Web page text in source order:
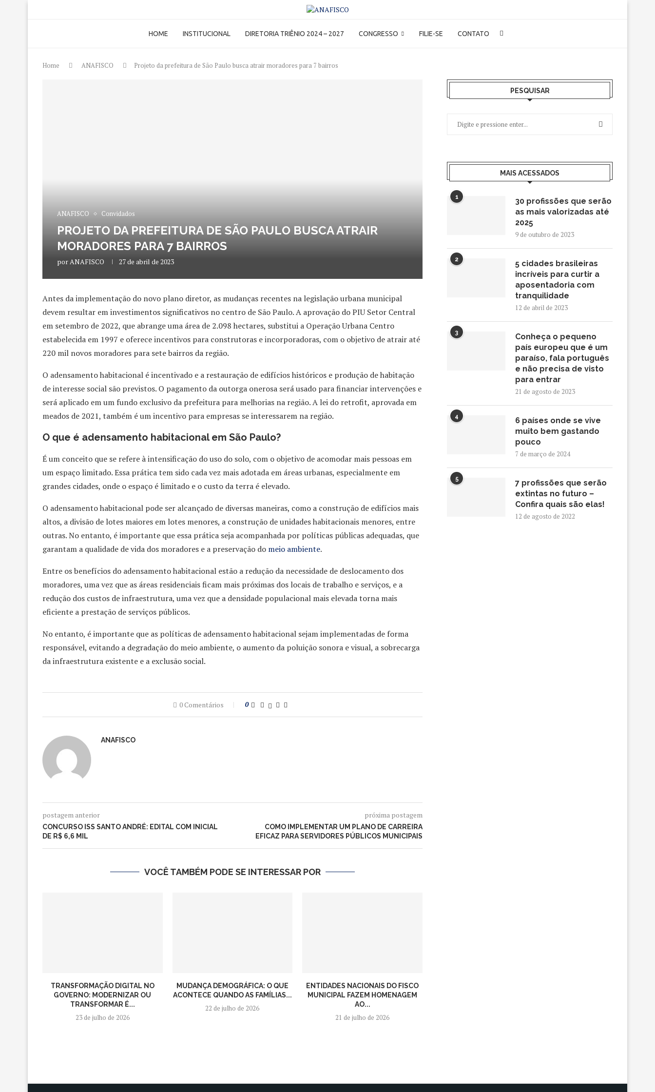
HOME INSTITUCIONAL DIRETORIA TRIÊNIO 2024 – 2027 CONGRESSO FILIE-SE CONTATO
Home ANAFISCO Projeto da prefeitura de São Paulo busca atrair moradores para 7 bairros
ANAFISCO Convidados
PROJETO DA PREFEITURA DE SÃO PAULO BUSCA ATRAIR
MORADORES PARA 7 BAIRROS
porANAFISCO 27 de abril de 2023
Antes da implementação do novo plano diretor, as mudanças recentes na legislação urbana municipal
devem resultar em investimentos significativos no centro de São Paulo. A aprovação do PIU Setor Central
em setembro de 2022, que abrange uma área de 2.098 hectares, substitui a Operação Urbana Centro
estabelecida em 1997 e oferece incentivos para construtoras e incorporadoras, com o objetivo de atrair até
220 mil novos moradores para sete bairros da região.
O adensamento habitacional é incentivado e a restauração de edifícios históricos e produção de habitação
de interesse social são previstos. O pagamento da outorga onerosa será usado para financiar intervenções e
será aplicado em um fundo exclusivo da prefeitura para melhorias na região. A lei do retrofit, aprovada em
meados de 2021, também é um incentivo para empresas se interessarem na região.
O que é adensamento habitacional em São Paulo?
É um conceito que se refere à intensificação do uso do solo, com o objetivo de acomodar mais pessoas em
um espaço limitado. Essa prática tem sido cada vez mais adotada em áreas urbanas, especialmente em
grandes cidades, onde o espaço é limitado e o custo da terra é elevado.
O adensamento habitacional pode ser alcançado de diversas maneiras, como a construção de edifícios mais
altos, a divisão de lotes maiores em lotes menores, a construção de unidades habitacionais menores, entre
outras. No entanto, é importante que essa prática seja acompanhada por políticas públicas adequadas, que
garantam a qualidade de vida dos moradores e a preservação do meio ambiente.
Entre os benefícios do adensamento habitacional estão a redução da necessidade de deslocamento dos
moradores, uma vez que as áreas residenciais ficam mais próximas dos locais de trabalho e serviços, e a
redução dos custos de infraestrutura, uma vez que a densidade populacional mais elevada torna mais
eficiente a prestação de serviços públicos.
No entanto, é importante que as políticas de adensamento habitacional sejam implementadas de forma
responsável, evitando a degradação do meio ambiente, o aumento da poluição sonora e visual, a sobrecarga
da infraestrutura existente e a exclusão social.
0 Comentários 0
ANAFISCO
postagem anterior
CONCURSO ISS SANTO ANDRÉ: EDITAL COM INICIAL
DE R$ 6,6 MIL
próxima postagem
COMO IMPLEMENTAR UM PLANO DE CARREIRA
EFICAZ PARA SERVIDORES PÚBLICOS MUNICIPAIS
VOCÊ TAMBÉM PODE SE INTERESSAR POR
TRANSFORMAÇÃO DIGITAL NO
GOVERNO: MODERNIZAR OU
TRANSFORMAR É...
23 de julho de 2026
MUDANÇA DEMOGRÁFICA: O QUE
ACONTECE QUANDO AS FAMÍLIAS...
22 de julho de 2026
ENTIDADES NACIONAIS DO FISCO
MUNICIPAL FAZEM HOMENAGEM
AO...
21 de julho de 2026
PESQUISAR
MAIS ACESSADOS
1
30 profissões que serão
as mais valorizadas até
2025
9 de outubro de 2023
2
5 cidades brasileiras
incríveis para curtir a
aposentadoria com
tranquilidade
12 de abril de 2023
3
Conheça o pequeno
país europeu que é um
paraíso, fala português
e não precisa de visto
para entrar
21 de agosto de 2023
4
6 países onde se vive
muito bem gastando
pouco
7 de março de 2024
5
7 profissões que serão
extintas no futuro –
Confira quais são elas!
12 de agosto de 2022